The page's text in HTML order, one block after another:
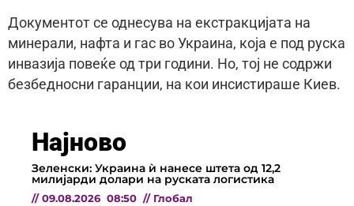
Документот се однесува на екстракцијата на
минерали, нафта и гас во Украина, која е под руска
инвазија повеќе од три години. Но, тој не содржи
безбедносни гаранции, на кои инсистираше Киев.
Најново
Зеленски: Украина ѝ нанесе штета од 12,2
милијарди долари на руската логистика
// 09.08.2026 08:50 // Глобал